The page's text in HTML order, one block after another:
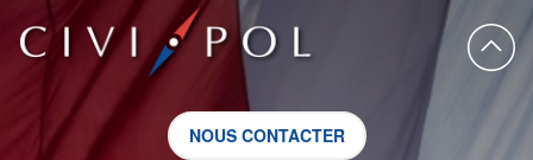
NOUS CONTACTER